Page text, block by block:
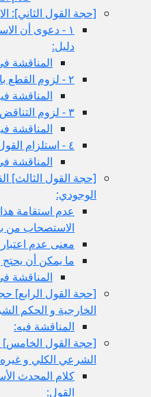
[حجة القول الثاني‏]:
١ - دعوى أن
دليل:
المناقشة
٢ - لزوم القطع بالبقاء بناء على حجية الاستصحاب:
المناقشة
٣ - لزوم التناقض بناء على الحجية و المناقشة فيه:
المناقشة
٤ - استلزام القول بالحجية ترجيح بينة النافي:
المناقشة
[حجة القول الثالث‏]
الوجودي:
عدم استقامة هذا
الاستصحاب من
معنى عدم
ما يمكن أن يحتج
المناقشة
[حجة القول الرابع‏]
الخارجية و الحكم
المناقشة فيه:
[حجة القول الخامس‏]
الشرعي الكلي و
كلام المحدث
القول: